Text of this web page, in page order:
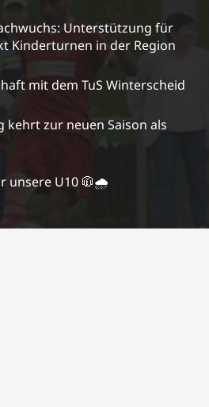
Unterstützung für
Kinderturnen in der Region
mit dem TuS Winterscheid
kehrt zur neuen Saison als
unsere U10 🧥🌧️